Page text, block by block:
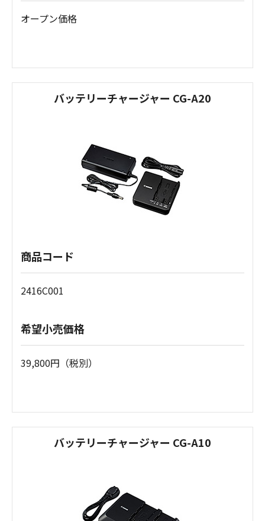
オープン価格
バッテリーチャージャー CG-A20
商品コード
2416C001
希望小売価格
39,800円（税別）
バッテリーチャージャー CG-A10